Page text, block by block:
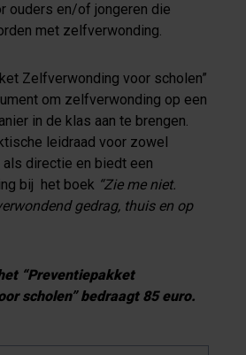
ouders en/of jongeren die
met zelfverwonding.
Zelfverwonding voor scholen”
om zelfverwonding op een
in de klas aan te brengen.
leidraad voor zowel
directie en biedt een
bij het boek “Zie me niet.
gedrag, thuis en op
“Preventiepakket
scholen” bedraagt 85 euro.